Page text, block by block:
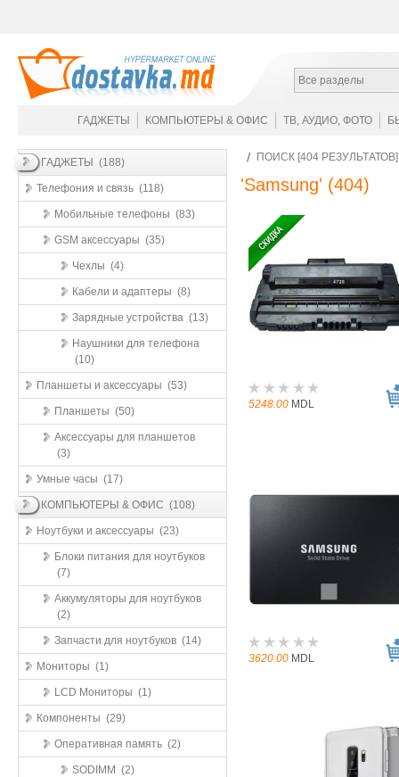
Все разделы
ГАДЖЕТЫ КОМПЬЮТЕРЫ & ОФИС ТВ, АУДИО, ФОТО
ГАДЖЕТЫ (188)
Телефония и связь (118)
Мобильные телефоны (83)
GSM аксессуары (35)
Чехлы (4)
Кабели и адаптеры (8)
Зарядные устройства (13)
Наушники для телефона
(10)
Планшеты и аксессуары (53)
Планшеты (50)
Аксессуары для планшетов
(3)
Умные часы (17)
КОМПЬЮТЕРЫ & ОФИС (108)
Ноутбуки и аксессуары (23)
Блоки питания для ноутбуков
(7)
Аккумуляторы для ноутбуков
(2)
Запчасти для ноутбуков (14)
Мониторы (1)
LCD Мониторы (1)
Компоненты (29)
Оперативная память (2)
SODIMM (2)
ПОИСК [404
'Samsung' (404)
5248.00 MDL
3620.00 MDL